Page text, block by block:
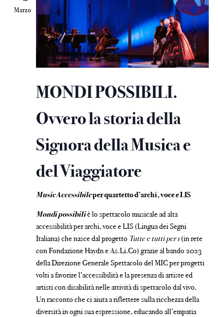
Marzo
MONDI POSSIBILI.
Ovvero la storia della
Signora della Musica e
del Viaggiatore
MusicAccessibileper quartetto d’archi, voce e LIS
Mondi possibiliè lo spettacolo musicale ad alta
accessibilità per archi, voce e LIS (Lingua dei Segni
Italiana) che nasce dal progetto Tutte e tutti per 1(in rete
con Fondazione Haydn e As.Li.Co) grazie al bando 2023
della Direzione Generale Spettacolo del MIC per progetti
volti a favorire l’accessibilità e la presenza di artiste ed
artisti con disabilità nelle attività di spettacolo dal vivo.
Un racconto che ci aiuta a riflettere sulla ricchezza della
diversità in ogni sua espressione, educando all’empatia